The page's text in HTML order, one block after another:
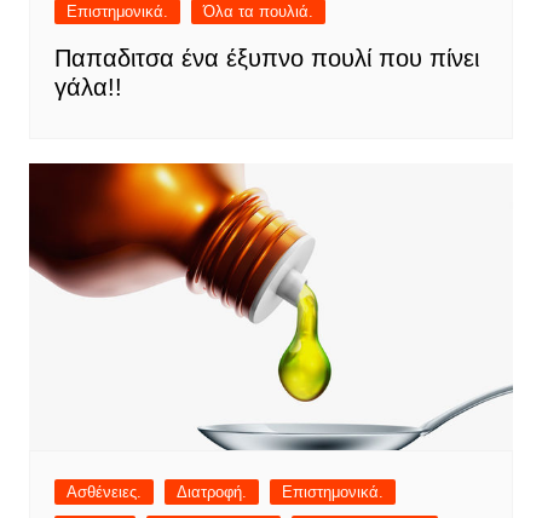
Επιστημονικά.
Όλα τα πουλιά.
Παπαδιτσα ένα έξυπνο πουλί που πίνει
γάλα!!
Ασθένειες. Διατροφή.
Επιστημονικά.